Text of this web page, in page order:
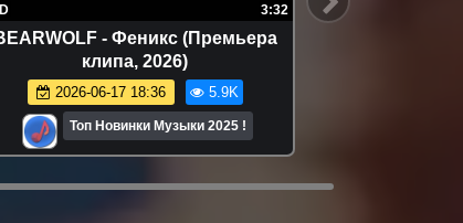
3:32
- Феникс (Премьера
клипа, 2026)
2026-06-17 18:36 5.9K
Топ Новинки Музыки 2025 !